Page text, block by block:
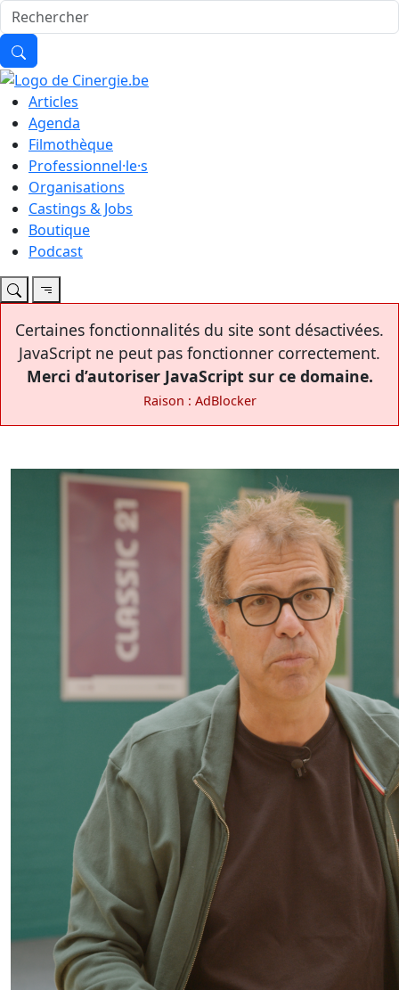
Articles
Agenda
Filmothèque
Professionnel·le·s
Organisations
Castings & Jobs
Boutique
Podcast
Certaines fonctionnalités du site sont désactivées.
JavaScript ne peut pas fonctionner correctement.
Merci d’autoriser JavaScript sur ce domaine.
Raison : AdBlocker